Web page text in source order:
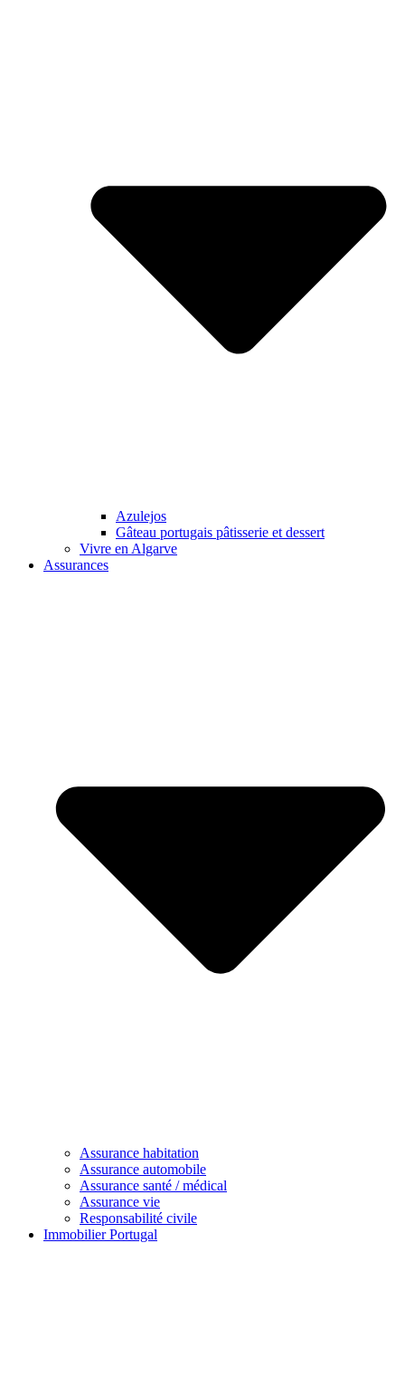
Azulejos
Gâteau portugais pâtisserie et dessert
Vivre en Algarve
Assurances
Assurance habitation
Assurance automobile
Assurance santé / médical
Assurance vie
Responsabilité civile
Immobilier Portugal